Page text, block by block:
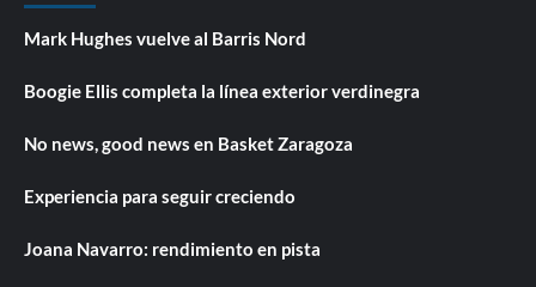
Mark Hughes vuelve al Barris Nord
Boogie Ellis completa la línea exterior verdinegra
No news, good news en Basket Zaragoza
Experiencia para seguir creciendo
Joana Navarro: rendimiento en pista